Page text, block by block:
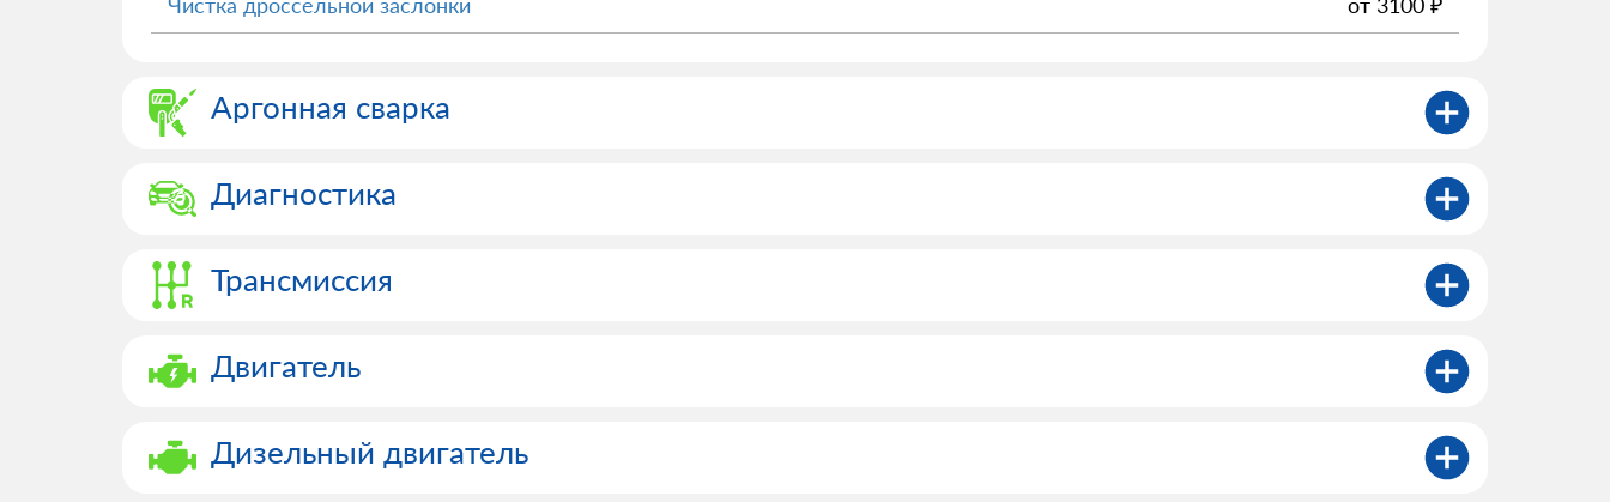
Аргонная сварка
Диагностика
Трансмиссия
Двигатель
Дизельный двигатель